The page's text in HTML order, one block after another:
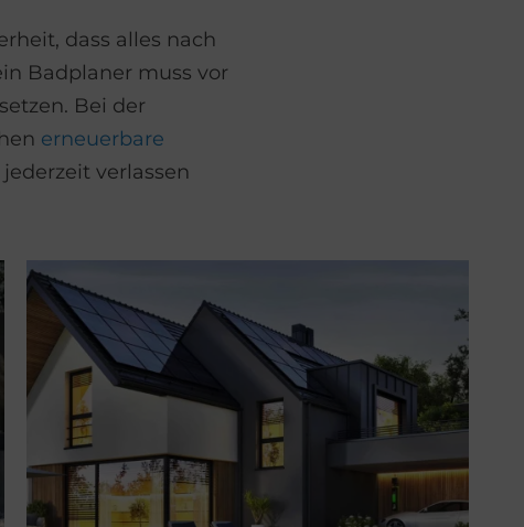
dass alles nach
Badplaner muss vor
Bei der
erneuerbare
verlassen